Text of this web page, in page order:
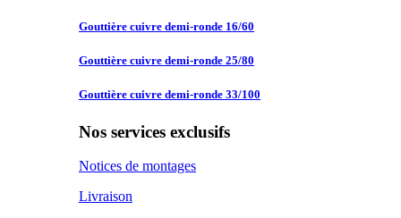
Gouttière cuivre demi-ronde 16/60
Gouttière cuivre demi-ronde 25/80
Gouttière cuivre demi-ronde 33/100
Nos services exclusifs
Notices de montages
Livraison